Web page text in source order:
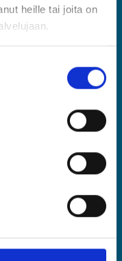
heille tai joita on